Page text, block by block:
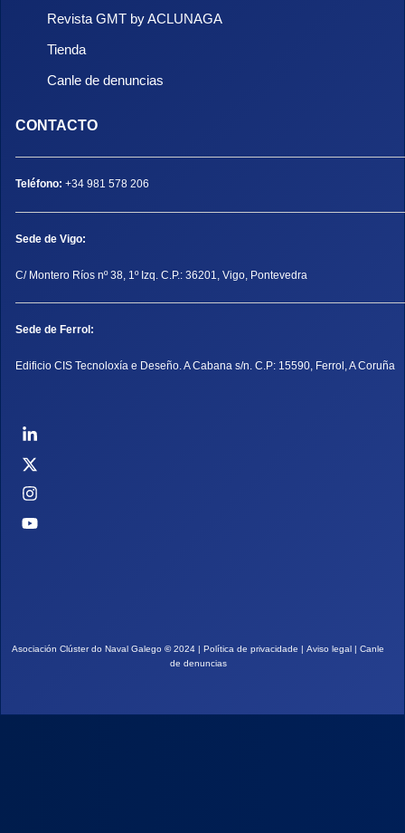
Revista GMT by ACLUNAGA
Tienda
Canle de denuncias
CONTACTO
Teléfono: +34 981 578 206
Sede de Vigo:
C/ Montero Ríos nº 38, 1º Izq. C.P.: 36201, Vigo, Pontevedra
Sede de Ferrol:
Edificio CIS Tecnoloxía e Deseño. A Cabana s/n. C.P: 15590, Ferrol, A Coruña
Asociación Clúster do Naval Galego ©2024 | Política de privacidade | Aviso legal | Canle
de denuncias